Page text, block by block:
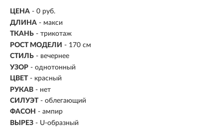
ЦЕНА - 0 руб.
ДЛИНА - макси
ТКАНЬ - трикотаж
РОСТ МОДЕЛИ - 170 см
СТИЛЬ - вечернее
УЗОР - однотонный
ЦВЕТ - красный
РУКАВ - нет
СИЛУЭТ - облегающий
ФАСОН - ампир
ВЫРЕЗ - U-образный